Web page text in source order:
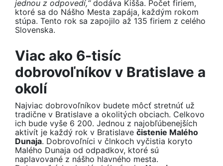
jednou z odpovedí,“ dodáva Kišša. Počet firiem,
ktoré sa do Nášho Mesta zapája, každým rokom
stúpa. Tento rok sa zapojilo až 135 firiem z celého
Slovenska.
Viac ako 6-tisíc
dobrovoľníkov v Bratislave a
okolí
Najviac dobrovoľníkov budete môcť stretnúť už
tradične v Bratislave a okolitých obciach. Celkovo
ich bude vyše 6 200. Jednou z najobľúbenejších
aktivít je každý rok v Bratislave čistenie Malého
Dunaja. Dobrovoľníci v člnkoch vyčistia koryto
Malého Dunaja od odpadkov, ktoré sú
naplavované z nášho hlavného mesta.